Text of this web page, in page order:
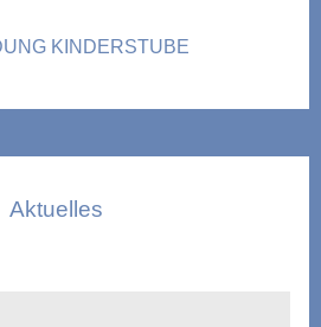
KINDERSTUBE
Aktuelles